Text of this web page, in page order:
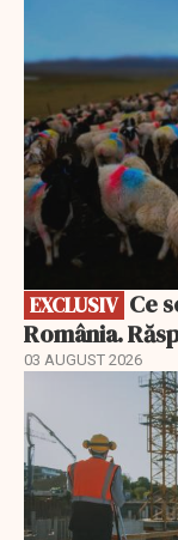
EXCLUSIV
România.
03 AUGUST 2026